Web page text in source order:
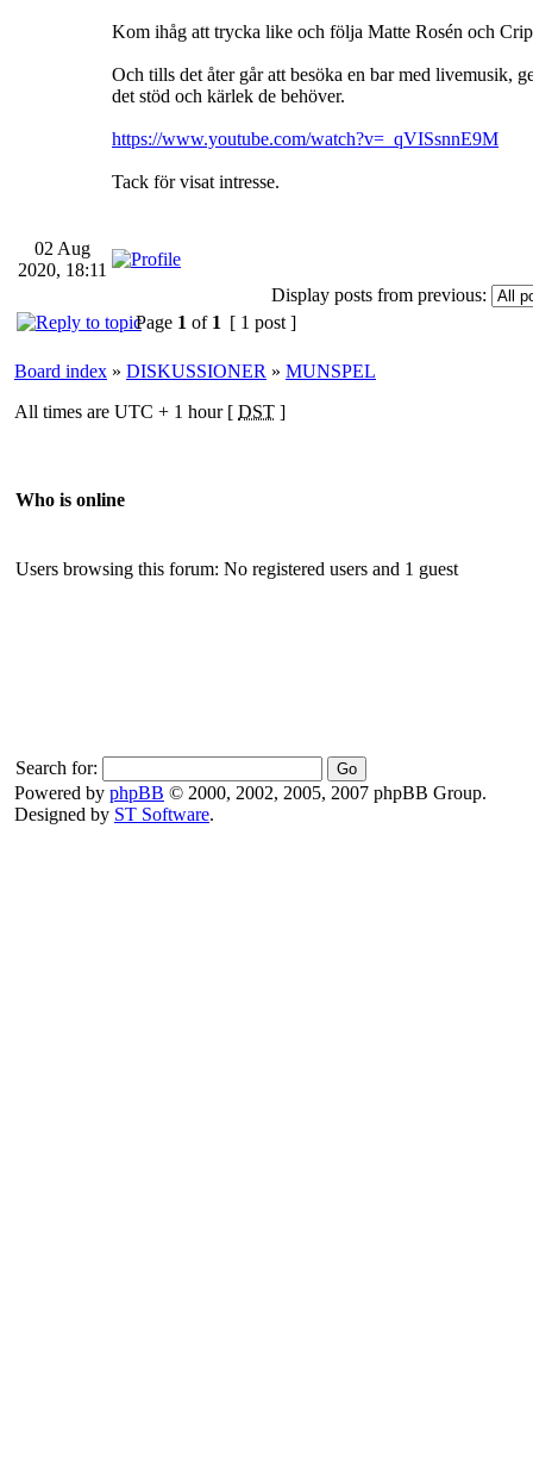
Kom ihåg att trycka like och följa Matte Rosén och
Och tills det åter går att besöka en bar med livemusik,
det stöd och kärlek de behöver.
https://www.youtube.com/watch?v=_qVISsnnE9M
Tack för visat intresse.
02 Aug
2020, 18:11
Display posts from previous:
Page 1 of 1 [ 1 post ]
Board index » DISKUSSIONER » MUNSPEL
All times are UTC + 1 hour [ DST ]
Who is online
Users browsing this forum: No registered users and 1 guest
Search for:
Powered by phpBB © 2000, 2002, 2005, 2007 phpBB Group.
Designed by ST Software.